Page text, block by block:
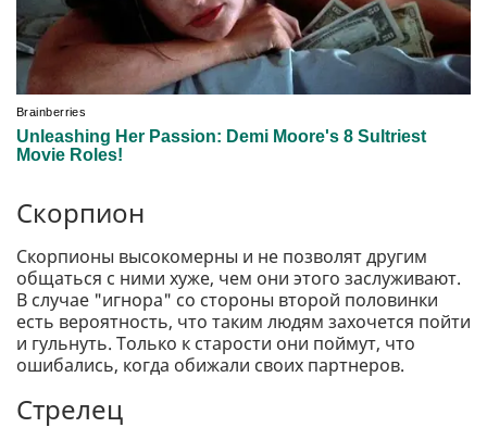
Скорпион
Скорпионы высокомерны и не позволят другим
общаться с ними хуже, чем они этого заслуживают.
В случае "игнора" со стороны второй половинки
есть вероятность, что таким людям захочется пойти
и гульнуть. Только к старости они поймут, что
ошибались, когда обижали своих партнеров.
Стрелец